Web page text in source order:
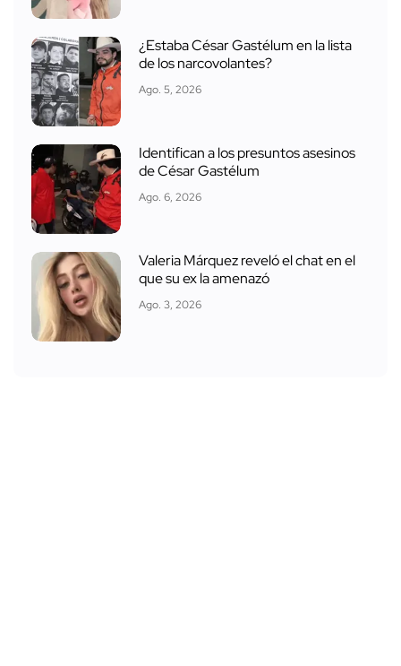
¿Estaba César Gastélum en la lista
de los narcovolantes?
Ago. 5, 2026
Identifican a los presuntos asesinos
de César Gastélum
Ago. 6, 2026
Valeria Márquez reveló el chat en el
que su ex la amenazó
Ago. 3, 2026